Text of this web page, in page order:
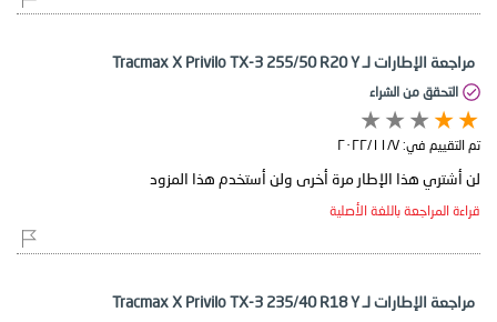
مراجعة الإطارات لـ Tracmax X Privilo TX-3 255/50 R20 Y
التحقق من الشراء
تم التقييم في: ٧‏/١١‏/٢٠٢٢
لن أشتري هذا الإطار مرة أخرى ولن أستخدم هذا المزود
قراءة المراجعة باللغة الأصلية
مراجعة الإطارات لـ Tracmax X Privilo TX-3 235/40 R18 Y